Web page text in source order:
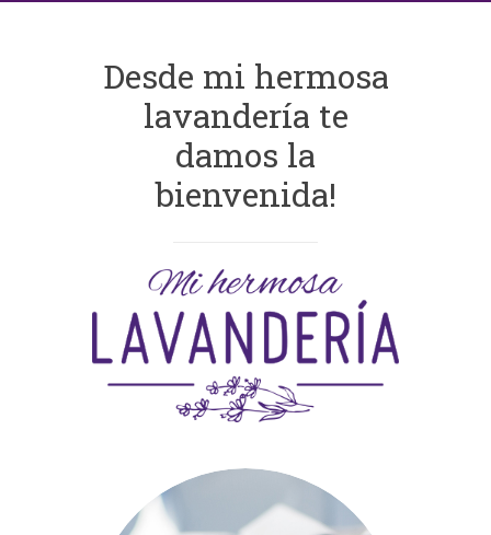
Desde mi hermosa
lavandería te
damos la
bienvenida!